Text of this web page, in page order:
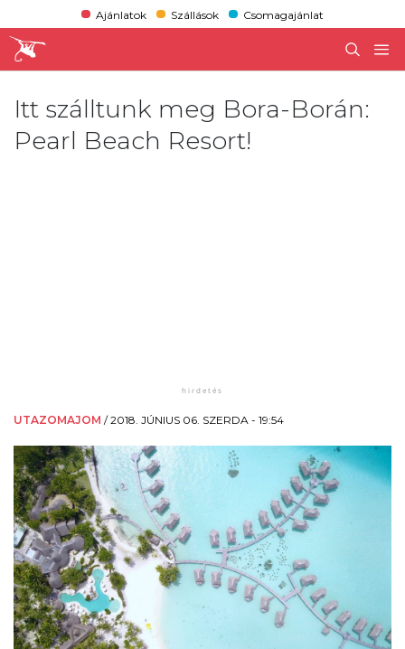
Ajánlatok Szállások Csomagajánlat
Itt szálltunk meg Bora-Borán:
Pearl Beach Resort!
UTAZOMAJOM /2018. JÚNIUS 06. SZERDA - 19:54